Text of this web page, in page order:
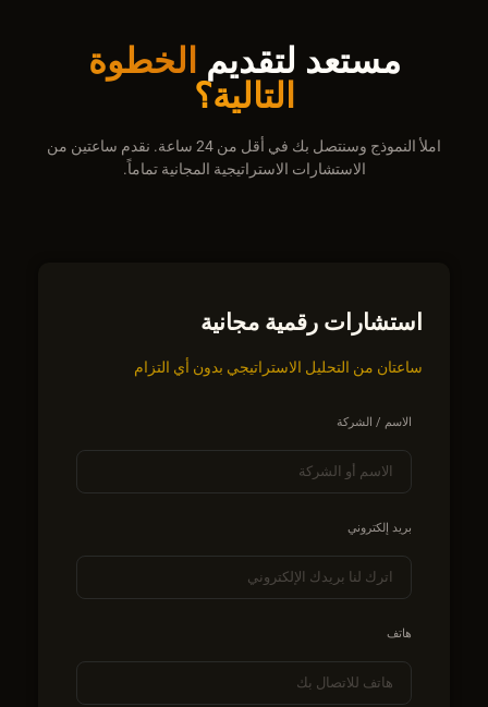
مستعد لتقديم الخطوة
التالية؟
املأ النموذج وسنتصل بك في أقل من 24 ساعة. نقدم ساعتين من
الاستشارات الاستراتيجية المجانية تماماً.
استشارات رقمية مجانية
ساعتان من التحليل الاستراتيجي بدون أي التزام
الاسم / الشركة
بريد إلكتروني
هاتف